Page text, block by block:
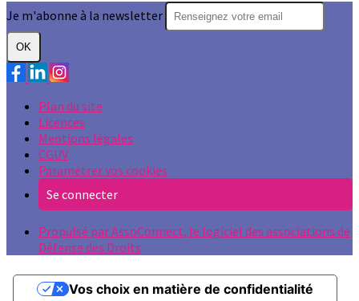
Je m'abonne à la newsletter
OK
Plan du site
Licences
Mentions légales
CGUV
Paramétrer vos cookies
Se connecter
Propulsé par AssoConnect, le logiciel des associations de
Défense des Droits
Vos choix en matière de confidentialité